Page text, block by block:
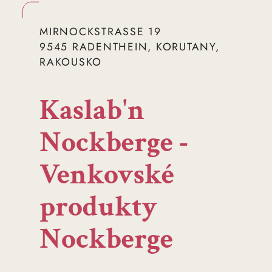
MIRNOCKSTRASSE 19
9545 RADENTHEIN, KORUTANY,
RAKOUSKO
Kaslab'n
Nockberge -
Venkovské
produkty
Nockberge